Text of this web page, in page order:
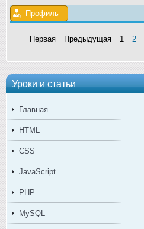
Уроки и статьи
Главная
HTML
CSS
JavaScript
PHP
MySQL
Профиль
Первая Предыдущая 1 2